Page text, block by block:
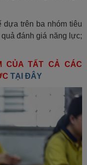
trên ba nhóm tiêu
đánh giá năng lực;
CỦA TẤT CẢ CÁC
TẠI ĐÂY